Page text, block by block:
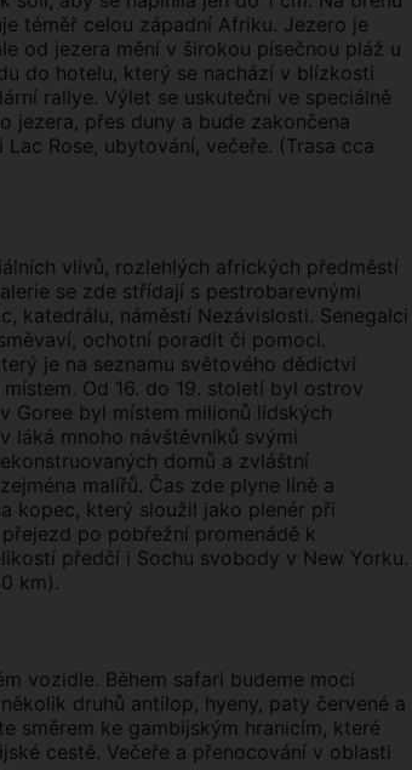
téměř celou západní Afriku. Jezero je
od jezera mění v širokou písečnou pláž u
do hotelu, který se nachází v blízkosti
rallye. Výlet se uskuteční ve speciálně
jezera, přes duny a bude zakončena
Rose, ubytování, večeře. (Trasa cca
vlivů, rozlehlých afrických předměstí
se zde střídají s pestrobarevnými
katedrálu, náměstí Nezávislosti. Senegalci
ochotní poradit či pomoci.
je na seznamu světového dědictví
Od 16. do 19. století byl ostrov
Goree byl místem milionů lidských
láká mnoho návštěvníků svými
domů a zvláštní
malířů. Čas zde plyne líně a
kopec, který sloužil jako plenér při
po pobřežní promenádě k
předčí i Sochu svobody v New Yorku.
km).
vozidle. Během safari budeme moci
druhů antilop, hyeny, paty červené a
směrem ke gambijským hranicím, které
cestě. Večeře a přenocování v oblasti